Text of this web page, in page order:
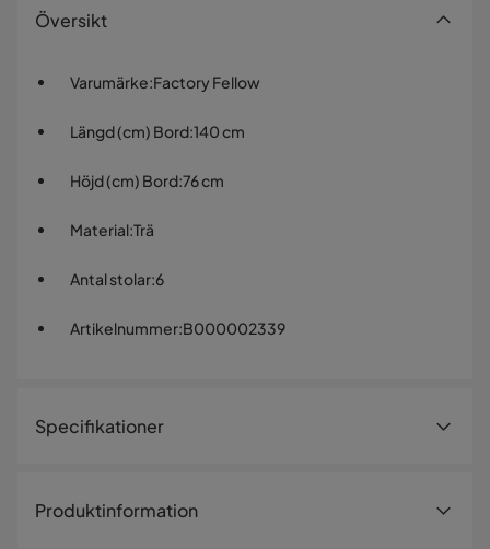
Översikt
Varumärke:Factory Fellow
Längd (cm) Bord:140 cm
Höjd (cm) Bord:76 cm
Material:Trä
Antal stolar:6
Artikelnummer:B000002339
Specifikationer
Storlek
Produktinformation